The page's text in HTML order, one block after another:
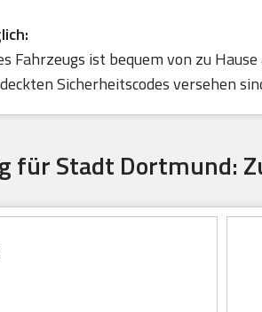
Fahrzeugs ist bequem von zu
Sicherheitscodes versehen
für Stadt Dortmund: